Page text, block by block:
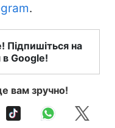
.
Підпишіться на
в Google!
вам зручно!